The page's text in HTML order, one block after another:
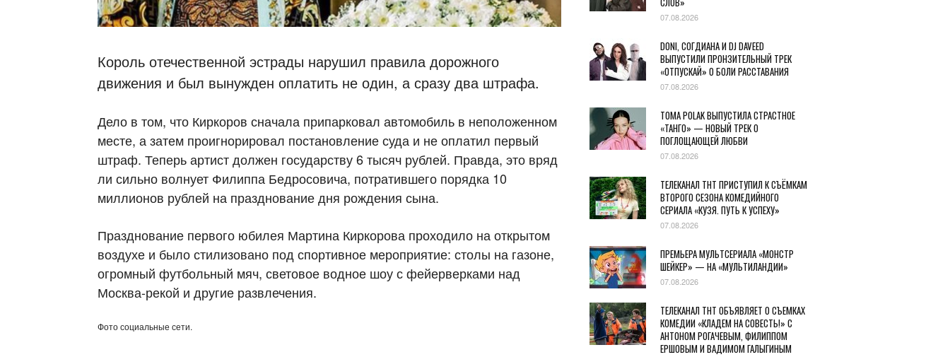
Король отечественной эстрады нарушил правила дорожного
движения и был вынужден оплатить не один, а сразу два штрафа.
Дело в том, что Киркоров сначала припарковал автомобиль в неположенном
месте, а затем проигнорировал постановление суда и не оплатил первый
штраф. Теперь артист должен государству 6 тысяч рублей. Правда, это вряд
ли сильно волнует Филиппа Бедросовича, потратившего порядка 10
миллионов рублей на празднование дня рождения сына.
Празднование первого юбилея Мартина Киркорова проходило на открытом
воздухе и было стилизовано под спортивное мероприятие: столы на газоне,
огромный футбольный мяч, световое водное шоу с фейерверками над
Москва-рекой и другие развлечения.
Фото социальные сети.
07.08.2026
DONI, СОГДИАНА И DJ DAVEED
ВЫПУСТИЛИ ПРОНЗИТЕЛЬНЫЙ ТРЕК
«ОТПУСКАЙ» О БОЛИ РАССТАВАНИЯ
07.08.2026
TOMA POLAK ВЫПУСТИЛА СТРАСТНОЕ
«ТАНГО» — НОВЫЙ ТРЕК О
ПОГЛОЩАЮЩЕЙ ЛЮБВИ
07.08.2026
ТЕЛЕКАНАЛ ТНТ ПРИСТУПИЛ К СЪЁМКАМ
ВТОРОГО СЕЗОНА КОМЕДИЙНОГО
СЕРИАЛА «КУЗЯ. ПУТЬ К УСПЕХУ»
07.08.2026
ПРЕМЬЕРА МУЛЬТСЕРИАЛА «МОНСТР
ШЕЙКЕР» — НА «МУЛЬТИЛАНДИИ»
07.08.2026
ТЕЛЕКАНАЛ ТНТ ОБЪЯВЛЯЕТ О СЪЕМКАХ
КОМЕДИИ «КЛАДЕМ НА СОВЕСТЬ!» С
АНТОНОМ РОГАЧЕВЫМ, ФИЛИППОМ
ЕРШОВЫМ И ВАДИМОМ ГАЛЫГИНЫМ